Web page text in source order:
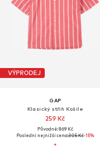
VÝPRODEJ
GAP
Klasický střih Košile
259 Kč
Původně: 869 Kč
Poslední nejnižší cena:305 Kč-15%